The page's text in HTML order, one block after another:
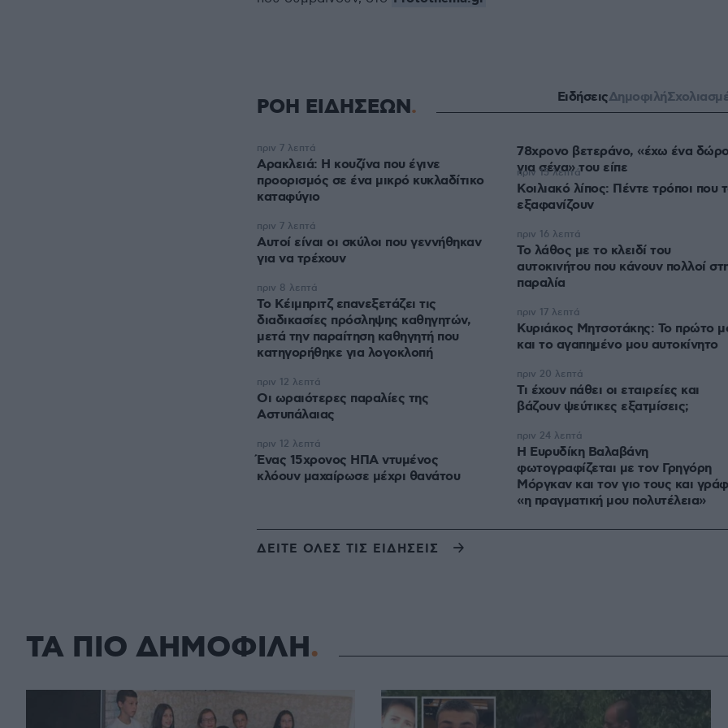
ΡΟΗ ΕΙΔΗΣΕΩΝ ΕιδήσειςΔημοφιλή
Αρακλειά: Η κουζίνα που έγινε
προορισμός σε ένα μικρό κυκλαδίτικο
καταφύγιο
πριν 7 λεπτά
Αυτοί είναι οι σκύλοι που γεννήθηκαν
για να τρέχουν
πριν 7 λεπτά
Το Κέιμπριτζ επανεξετάζει τις
διαδικασίες πρόσληψης καθηγητών,
μετά την παραίτηση καθηγητή που
κατηγορήθηκε για λογοκλοπή
πριν 8 λεπτά
Οι ωραιότερες παραλίες της
Αστυπάλαιας
πριν 12 λεπτά
Ένας 15χρονος ΗΠΑ ντυμένος
κλόουν μαχαίρωσε μέχρι θανάτου
78χρονο βετεράνο, «έχω ένα
για σένα» του είπε
πριν 12 λεπτά
Κοιλιακό λίπος: Πέντε τρόποι που
εξαφανίζουν
πριν 15 λεπτά
Το λάθος με το κλειδί του
αυτοκινήτου που κάνουν πολλοί
παραλία
πριν 16 λεπτά
Κυριάκος Μητσοτάκης: Το πρώτο
και το αγαπημένο μου αυτοκίνητο
πριν 17 λεπτά
Τι έχουν πάθει οι εταιρείες και
βάζουν ψεύτικες εξατμίσεις;
πριν 20 λεπτά
Η Ευρυδίκη Βαλαβάνη
φωτογραφίζεται με τον Γρηγόρη
Μόργκαν και τον γιο τους και
«η πραγματική μου πολυτέλεια»
πριν 24 λεπτά
ΔΕΙΤΕ ΟΛΕΣ ΤΙΣ ΕΙΔΗΣΕΙΣ
ΤΑ ΠΙΟ ΔΗΜΟΦΙΛΗ